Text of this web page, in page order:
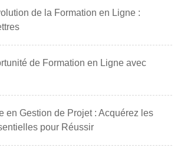
de la Formation en Ligne :
de Formation en Ligne avec
en Gestion de Projet : Acquérez les
pour Réussir